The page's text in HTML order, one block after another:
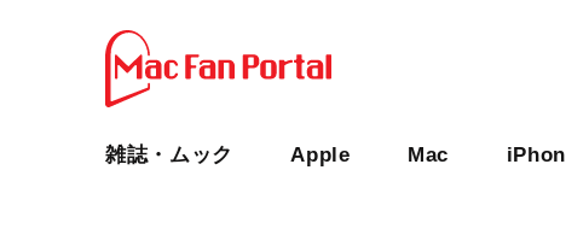
雑誌・ムック Apple Mac